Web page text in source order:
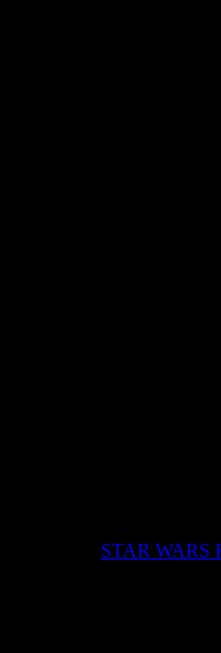
STAR WARS